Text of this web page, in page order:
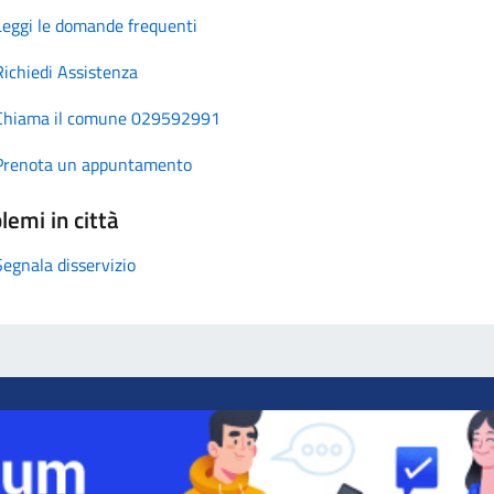
le domande frequenti
Assistenza
il comune 029592991
un appuntamento
in città
disservizio